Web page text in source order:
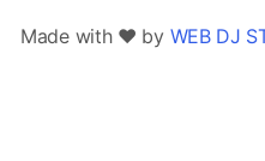
Made with ❤️ by WEB DJ